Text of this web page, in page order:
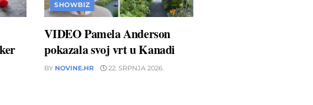
SHOWBIZ
VIDEO Pamela Anderson
pokazala svoj vrt u Kanadi
BY NOVINE.HR 22. SRPNJA 2026.